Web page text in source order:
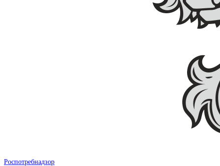
Роспотребнадзор